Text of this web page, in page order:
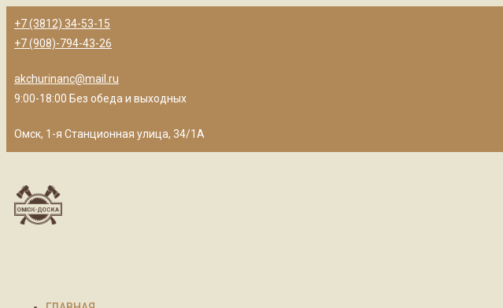
+7 (3812) 34-53-15
+7 (908)-794-43-26
akchurinanc@mail.ru
9:00-18:00 Без обеда и выходных
Омск, 1-я Станционная улица, 34/1А